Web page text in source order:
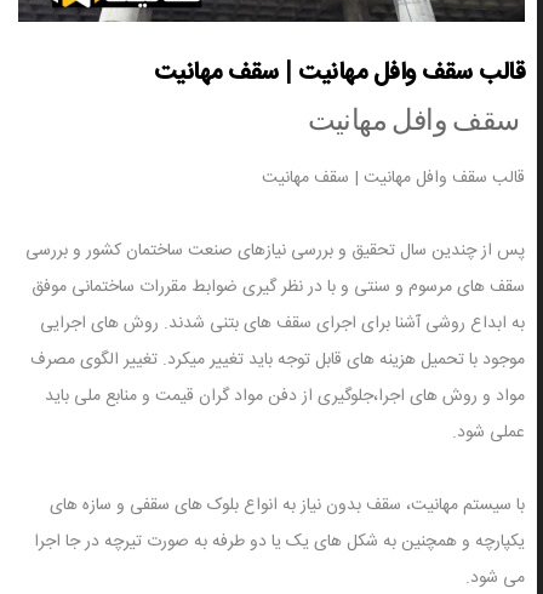
قالب سقف وافل مهانیت | سقف مهانیت
سقف وافل مهانیت
قالب سقف وافل مهانیت | سقف مهانیت
پس از چندین سال تحقیق و بررسی نیازهای صنعت ساختمان کشور و بررسی
سقف های مرسوم و سنتی و با در نظر گیری ضوابط مقررات ساختمانی موفق
به ابداع روشی آشنا برای اجرای سقف های بتنی شدند. روش های اجرایی
موجود با تحمیل هزینه های قابل توجه باید تغییر میکرد. تغییر الگوی مصرف
مواد و روش های اجرا،جلوگیری از دفن مواد گران قیمت و منابع ملی باید
عملی شود.
با سیستم مهانیت، سقف بدون نیاز به انواع بلوک های سقفی و سازه های
یکپارچه و همچنین به شکل های یک یا دو طرفه به صورت تیرچه در جا اجرا
می شود.